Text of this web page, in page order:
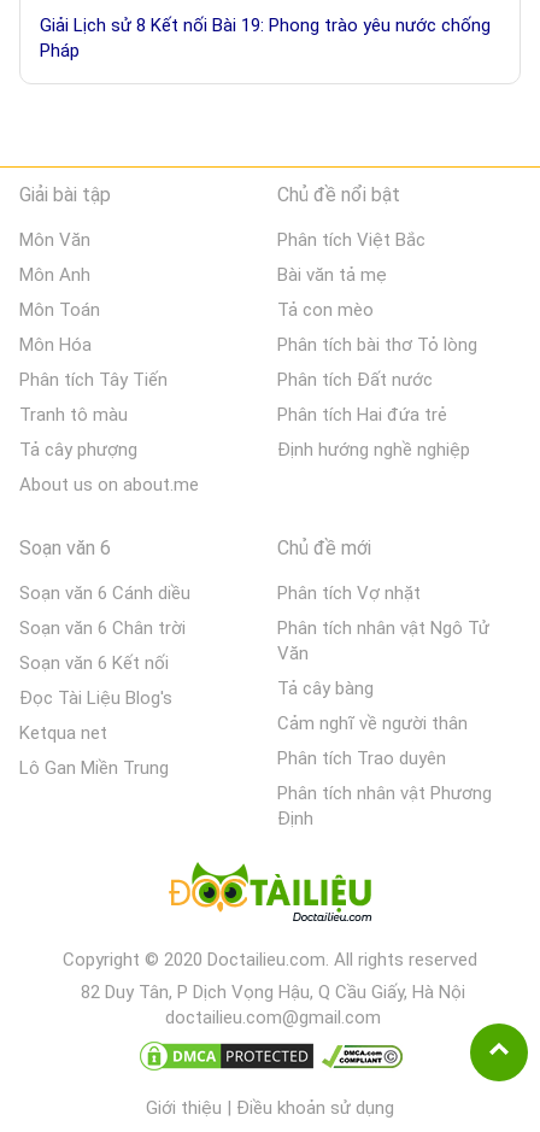
Giải Lịch sử 8 Kết nối Bài 19: Phong trào yêu nước chống
Pháp
Giải bài tập
Môn Văn
Môn Anh
Môn Toán
Môn Hóa
Phân tích Tây Tiến
Tranh tô màu
Tả cây phượng
About us on about.me
Chủ đề nổi bật
Phân tích Việt Bắc
Bài văn tả mẹ
Tả con mèo
Phân tích bài thơ Tỏ lòng
Phân tích Đất nước
Phân tích Hai đứa trẻ
Định hướng nghề nghiệp
Soạn văn 6
Soạn văn 6 Cánh diều
Soạn văn 6 Chân trời
Soạn văn 6 Kết nối
Đọc Tài Liệu Blog's
Ketqua net
Lô Gan Miền Trung
Chủ đề mới
Phân tích Vợ nhặt
Phân tích nhân vật Ngô Tử
Văn
Tả cây bàng
Cảm nghĩ về người thân
Phân tích Trao duyên
Phân tích nhân vật Phương
Định
Copyright © 2020 Doctailieu.com. All rights reserved
82 Duy Tân, P Dịch Vọng Hậu, Q Cầu Giấy, Hà Nội
doctailieu.com@gmail.com
Giới thiệu | Điều khoản sử dụng